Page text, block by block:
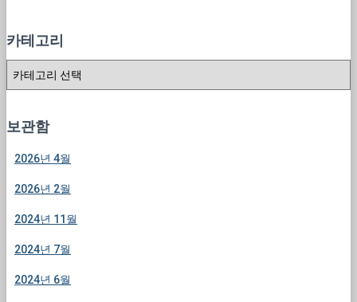
카테고리
리
보관함
2026년 4월
2026년 2월
2024년 11월
2024년 7월
2024년 6월